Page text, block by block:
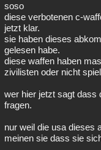
soso
diese verbotenen c-
jetzt klar.
sie haben dieses
gelesen habe.
diese waffen haben
zivilisten oder nicht
wer hier jetzt sagt dass
fragen.
nur weil die usa dieses
meinen sie dass sie